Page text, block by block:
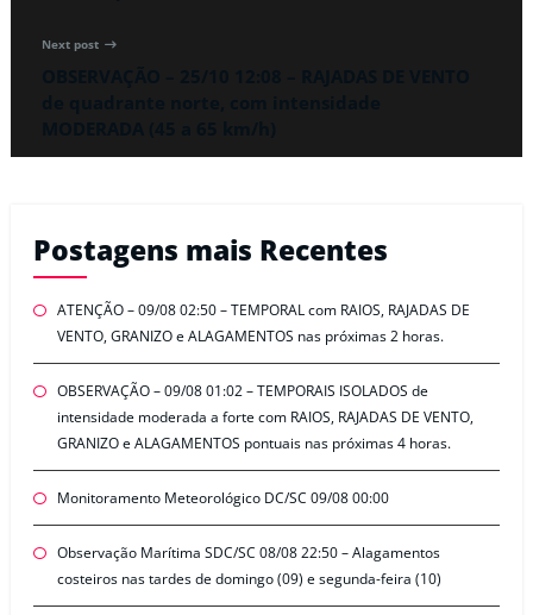
Next post
Postagens mais Recentes
ATENÇÃO – 09/08 02:50 – TEMPORAL com RAIOS, RAJADAS DE
VENTO, GRANIZO e ALAGAMENTOS nas próximas 2 horas.
OBSERVAÇÃO – 09/08 01:02 – TEMPORAIS ISOLADOS de
intensidade moderada a forte com RAIOS, RAJADAS DE VENTO,
GRANIZO e ALAGAMENTOS pontuais nas próximas 4 horas.
Monitoramento Meteorológico DC/SC 09/08 00:00
Observação Marítima SDC/SC 08/08 22:50 – Alagamentos
costeiros nas tardes de domingo (09) e segunda-feira (10)